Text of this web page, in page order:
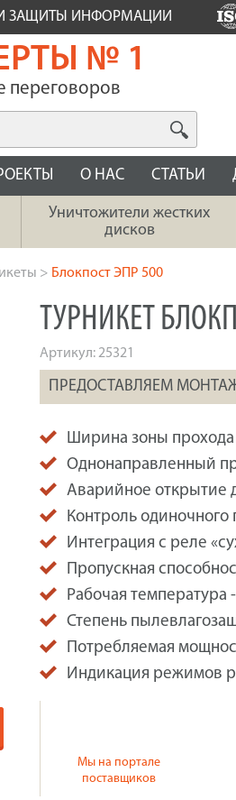
ЗАЩИТЫ ИНФОРМАЦИИ
№ 1
переговоров
О НАС СТАТЬИ
Уничтожители жестких
дисков
> Блокпост ЭПР 500
ТУРНИКЕТ
Артикул:25321
ПРЕДОСТАВЛЯЕМ
Ширина зоны
Однонаправленный
Аварийное открытие
Контроль одиночного
Интеграция с реле
Пропускная
Рабочая температура
Степень
Потребляемая
Индикация режимов
Мы на портале
поставщиков